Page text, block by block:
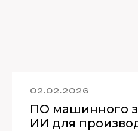
02.02.2026
ПО машинного
ИИ для